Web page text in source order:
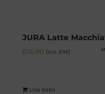
JURA Latte
€16,90 (sis. KM)
Lisa korvi